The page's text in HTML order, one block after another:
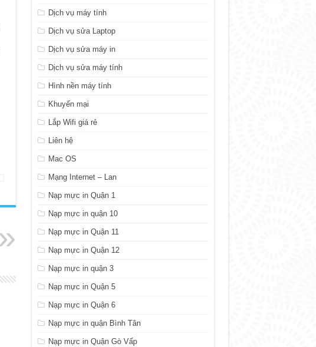
Dịch vụ máy tính
Dịch vụ sửa Laptop
Dịch vụ sửa máy in
Dịch vụ sửa máy tính
Hình nền máy tính
Khuyến mại
Lắp Wifi giá rẻ
Liên hệ
Mac OS
Mạng Internet – Lan
Nạp mực in Quận 1
Nạp mực in quận 10
Nạp mực in Quận 11
Nạp mực in Quận 12
Nạp mực in quận 3
Nạp mực in Quận 5
Nạp mực in Quận 6
Nạp mực in quận Bình Tân
Nạp mực in Quận Gò Vấp